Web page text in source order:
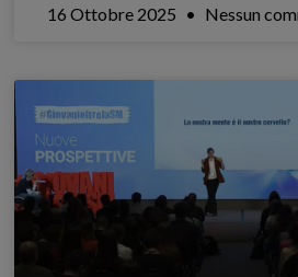
16 Ottobre 2025 Nessun